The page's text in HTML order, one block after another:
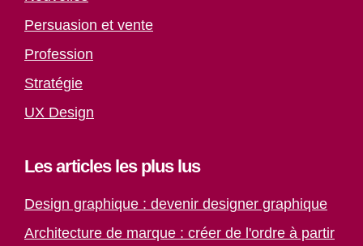
Persuasion et vente
Profession
Stratégie
UX Design
Les articles les plus lus
Design graphique : devenir designer graphique
Architecture de marque : créer de l'ordre à partir